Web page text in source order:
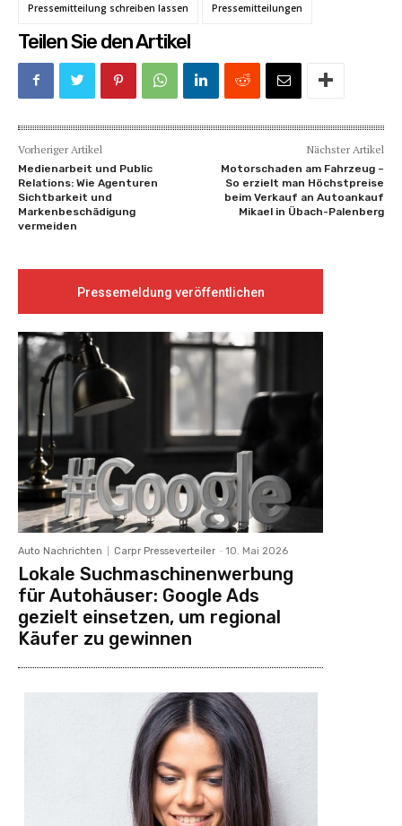
Pressemitteilung schreiben lassen Pressemitteilungen
Teilen Sie den Artikel
Vorheriger Artikel
Medienarbeit und Public
Relations: Wie Agenturen
Sichtbarkeit und
Markenbeschädigung
vermeiden
Nächster Artikel
Motorschaden am Fahrzeug –
So erzielt man Höchstpreise
beim Verkauf an Autoankauf
Mikael in Übach-Palenberg
Pressemeldung veröffentlichen
Auto Nachrichten Carpr Presseverteiler - 10. Mai 2026
Lokale Suchmaschinenwerbung
für Autohäuser: Google Ads
gezielt einsetzen, um regional
Käufer zu gewinnen